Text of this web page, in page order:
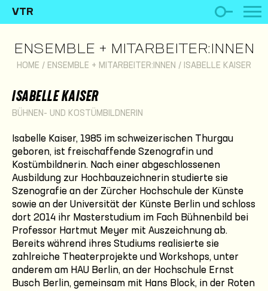
VTR
ENSEMBLE + MITARBEITER:INNEN
HOME / ENSEMBLE + MITARBEITER:INNEN / ISABELLE KAISER
ISABELLE KAISER
BÜHNEN- UND KOSTÜMBILDNERIN
Isabelle Kaiser, 1985 im schweizerischen Thurgau
geboren, ist freischaffende Szenografin und
Kostümbildnerin. Nach einer abgeschlossenen
Ausbildung zur Hochbauzeichnerin studierte sie
Szenografie an der Zürcher Hochschule der Künste
sowie an der Universität der Künste Berlin und schloss
dort 2014 ihr Masterstudium im Fach Bühnenbild bei
Professor Hartmut Meyer mit Auszeichnung ab.
Bereits während ihres Studiums realisierte sie
zahlreiche Theaterprojekte und Workshops, unter
anderem am HAU Berlin, an der Hochschule Ernst
Busch Berlin, gemeinsam mit Hans Block, in der Roten